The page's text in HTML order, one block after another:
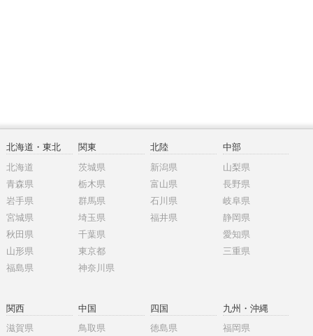
北海道・東北
北海道
青森県
岩手県
宮城県
秋田県
山形県
福島県
関東
茨城県
栃木県
群馬県
埼玉県
千葉県
東京都
神奈川県
北陸
新潟県
富山県
石川県
福井県
中部
山梨県
長野県
岐阜県
静岡県
愛知県
三重県
関西
滋賀県
中国
鳥取県
四国
徳島県
九州・沖縄
福岡県